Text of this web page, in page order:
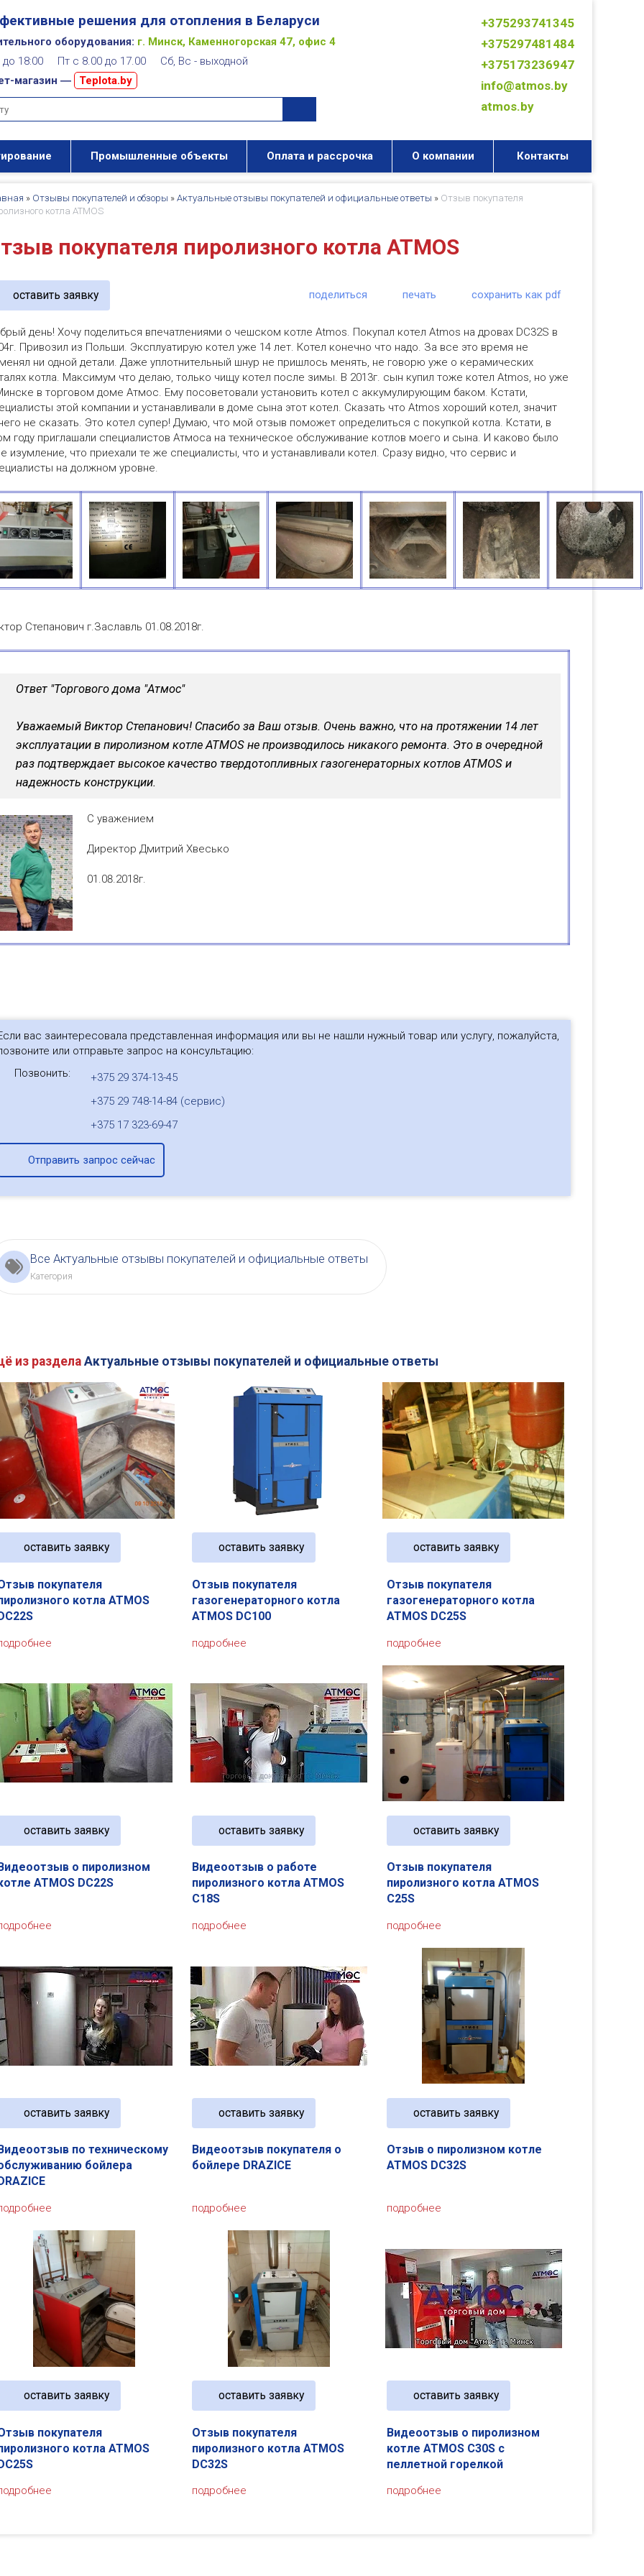
решения для отопления в Беларуси
оборудования: г. Минск, Каменногорская 47, офис 4
до 18:00 Пт с 8.00 до 17.00 Сб, Вс - выходной
магазин ―
Teplota.by
+375293741345
+375297481484
+375173236947
info@atmos.by
atmos.by
Промышленные объекты Оплата и рассрочка О компании Контакты
» Отзывы покупателей и обзоры » Актуальные отзывы покупателей и официальные ответы » Отзыв покупателя
котла ATMOS
покупателя пиролизного котла ATMOS
оставить заявку поделиться печать сохранить как pdf
день! Хочу поделиться впечатлениями о чешском котле Atmos. Покупал котел Atmos на дровах DC32S в
Привозил из Польши. Эксплуатирую котел уже 14 лет. Котел конечно что надо. За все это время не
ни одной детали. Даже уплотнительный шнур не пришлось менять, не говорю уже о керамических
котла. Максимум что делаю, только чищу котел после зимы. В 2013г. сын купил тоже котел Atmos, но уже
в торговом доме Атмос. Ему посоветовали установить котел с аккумулирующим баком. Кстати,
этой компании и устанавливали в доме сына этот котел. Сказать что Atmos хороший котел, значит
не сказать. Это котел супер! Думаю, что мой отзыв поможет определиться с покупкой котла. Кстати, в
году приглашали специалистов Атмоса на техническое обслуживание котлов моего и сына. И каково было
изумление, что приехали те же специалисты, что и устанавливали котел. Сразу видно, что сервис и
на должном уровне.
Степанович г.Заславль 01.08.2018г.
Ответ "Торгового дома "Атмос"
Уважаемый Виктор Степанович! Спасибо за Ваш отзыв. Очень важно, что на протяжении 14 лет
эксплуатации в пиролизном котле ATMOS не производилось никакого ремонта. Это в очередной
раз подтверждает высокое качество твердотопливных газогенераторных котлов ATMOS и
надежность конструкции.
С уважением
Директор Дмитрий Хвесько
01.08.2018г.
вас заинтересовала представленная информация или вы не нашли нужный товар или услугу, пожалуйста,
или отправьте запрос на консультацию:
Позвонить:
+375 29 374-13-45
+375 29 748-14-84 (сервис)
+375 17 323-69-47
Отправить запрос сейчас
Все Актуальные отзывы покупателей и официальные ответы
Категория
из разделаАктуальные отзывы покупателей и официальные ответы
покупателя
котла ATMOS
оставить заявку
Отзыв покупателя
газогенераторного котла
ATMOS DC100
подробнее
оставить заявку
Отзыв покупателя
газогенераторного котла
ATMOS DC25S
подробнее
оставить заявку
о пиролизном
ATMOS DC22S
оставить заявку
Видеоотзыв о работе
пиролизного котла ATMOS
C18S
подробнее
оставить заявку
Отзыв покупателя
пиролизного котла ATMOS
C25S
подробнее
оставить заявку
по техническому
бойлера
оставить заявку
Видеоотзыв покупателя о
бойлере DRAZICE
подробнее
оставить заявку
Отзыв о пиролизном котле
ATMOS DC32S
подробнее
оставить заявку
покупателя
котла ATMOS
оставить заявку
Отзыв покупателя
пиролизного котла ATMOS
DC32S
подробнее
оставить заявку
Видеоотзыв о пиролизном
котле ATMOS C30S с
пеллетной горелкой
подробнее
оставить заявку